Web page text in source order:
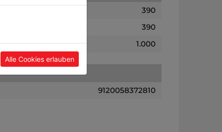
390
390
1.000
9120058372810
Alle Cookies erlauben